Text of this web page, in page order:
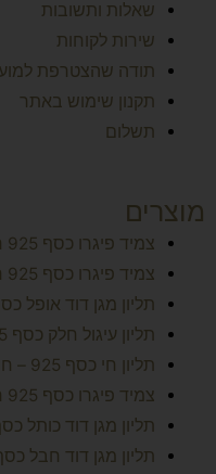
שאלות ותשובות
שירות לקוחות
תודה שהצטרפת
תקנון שימוש באתר
תשלום
מוצרים
צמיד פיגרו כסף 925 רוחב 5.5 מ״מ – לירז
צמיד פיגרו כסף 925 רוחב 2.8 מ״מ – עדי
תליון מגן דוד אופל כסף 925 –
תליון עיגול חלק כסף 925 לחריטה – עדן
תליון חי כסף 925 – חן
צמיד פיגרו כסף 925 רוחב 4.5 מ״מ – סתיו
תליון מגן דוד כותל כסף 925 גדול –
תליון מגן דוד חבל כסף 925 –